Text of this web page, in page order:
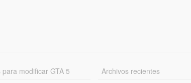
modificar GTA 5 Archivos recientes